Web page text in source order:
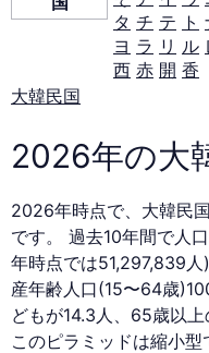
2100
年）
タ チ テ ト
ヨ ラ リ ル
西 赤 開 香
大韓民国
2026年の大
2026年時点で、大韓民
です。 過去10年間で人
年時点では51,297,839
産年齢人口(15〜64歳
どもが14.3人、65歳以上
このピラミッドは縮小